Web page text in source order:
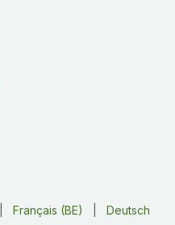
Français (BE) Deutsch